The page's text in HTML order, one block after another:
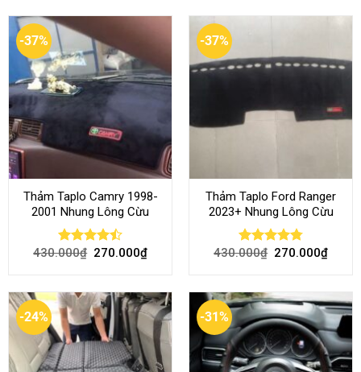
-37%
Thảm Taplo Camry 1998-
2001 Nhung Lông Cừu
Rated
430.000₫ 270.000₫
-37%
Thảm Taplo Ford Ranger
2023+ Nhung Lông Cừu
Rated 4.80
430.000₫ 270.000₫
-24% -31%